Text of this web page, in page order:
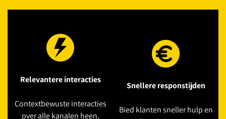
Relevantere interacties
Contextbewuste interacties
over alle kanalen heen,
Snellere responstijden
Bied klanten sneller hulp en